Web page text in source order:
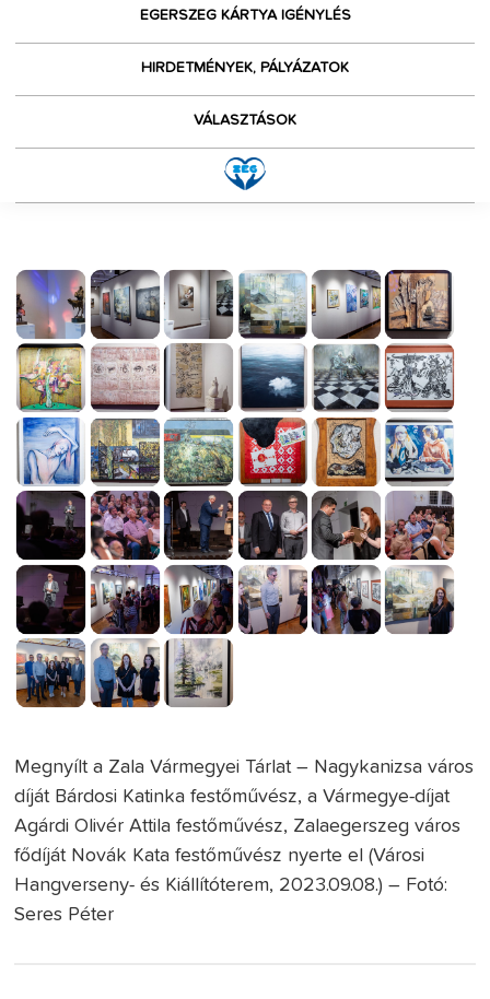
EGERSZEG KÁRTYA IGÉNYLÉS
HIRDETMÉNYEK, PÁLYÁZATOK
VÁLASZTÁSOK
Megnyílt a Zala Vármegyei Tárlat – Nagykanizsa város
díját Bárdosi Katinka festőművész, a Vármegye-díjat
Agárdi Olivér Attila festőművész, Zalaegerszeg város
fődíját Novák Kata festőművész nyerte el (Városi
Hangverseny- és Kiállítóterem, 2023.09.08.) – Fotó:
Seres Péter